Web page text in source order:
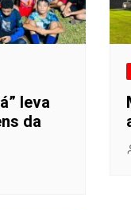
leva
da